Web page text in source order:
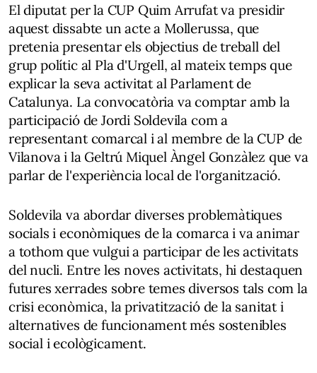
El diputat per la CUP Quim Arrufat va presidir
aquest dissabte un acte a Mollerussa, que
pretenia presentar els objectius de treball del
grup polític al Pla d'Urgell, al mateix temps que
explicar la seva activitat al Parlament de
Catalunya. La convocatòria va comptar amb la
participació de Jordi Soldevila com a
representant comarcal i al membre de la CUP de
Vilanova i la Geltrú Miquel Àngel Gonzàlez que va
parlar de l'experiència local de l'organització.
Soldevila va abordar diverses problemàtiques
socials i econòmiques de la comarca i va animar
a tothom que vulgui a participar de les activitats
del nucli. Entre les noves activitats, hi destaquen
futures xerrades sobre temes diversos tals com la
crisi econòmica, la privatització de la sanitat i
alternatives de funcionament més sostenibles
social i ecològicament.